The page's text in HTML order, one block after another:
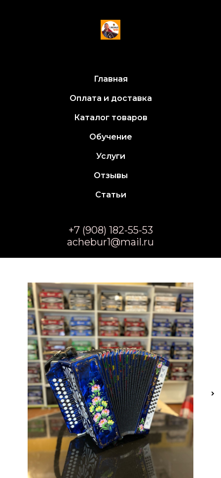
Главная
Оплата и доставка
Каталог товаров
Обучение
Услуги
Отзывы
Статьи
+7 (908) 182-55-53
achebur1@mail.ru